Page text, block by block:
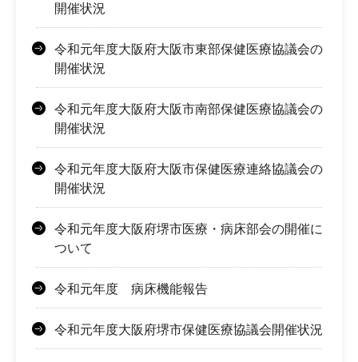
開催状況
令和元年度大阪府大阪市東部保健医療協議会の
開催状況
令和元年度大阪府大阪市南部保健医療協議会の
開催状況
令和元年度大阪府大阪市保健医療連絡協議会の
開催状況
令和元年度大阪府堺市医療・病床部会の開催に
ついて
令和元年度 病床機能報告
令和元年度大阪府堺市保健医療協議会開催状況